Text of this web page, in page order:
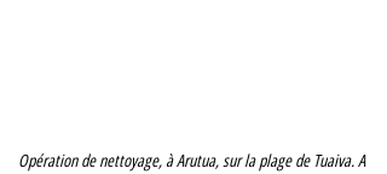
Opération de nettoyage, à Arutua, sur la plage de Tuaiva. A